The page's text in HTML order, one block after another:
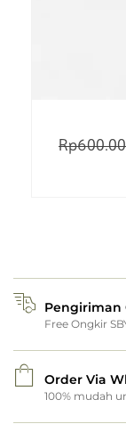
Rp
Pengiriman
Free Ongkir
Order Via
100% mudah